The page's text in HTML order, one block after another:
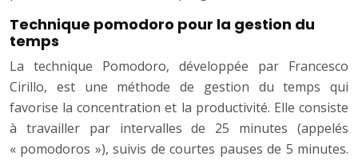
Technique pomodoro pour la gestion du
temps
La technique Pomodoro, développée par Francesco
Cirillo, est une méthode de gestion du temps qui
favorise la concentration et la productivité. Elle consiste
à travailler par intervalles de 25 minutes (appelés
« pomodoros »), suivis de courtes pauses de 5 minutes.